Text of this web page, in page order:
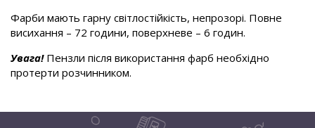
Фарби мають гарну світлостійкість, непрозорі. Повне
висихання – 72 години, поверхневе – 6 годин.
Увага!Пензли після використання фарб необхідно
протерти розчинником.